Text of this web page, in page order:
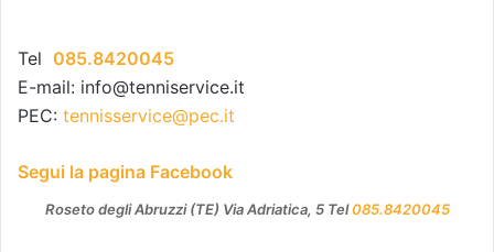
Tel 085.8420045
E-mail: info@tenniservice.it
PEC: tennisservice@pec.it
Segui la pagina Facebook
Roseto degli Abruzzi (TE) Via Adriatica, 5 Tel085.8420045